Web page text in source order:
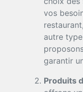
vos
autre
garantir
Produits